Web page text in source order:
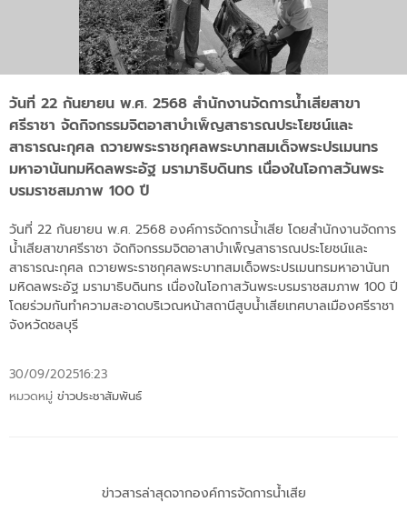
วันที่ 22 กันยายน พ.ศ. 2568 สำนักงานจัดการน้ำเสียสาขา
ศรีราชา จัดกิจกรรมจิตอาสาบำเพ็ญสาธารณประโยชน์และ
สาธารณะกุศล ถวายพระราชกุศลพระบาทสมเด็จพระปรเมนทร
มหาอานันทมหิดลพระอัฐ มรามาธิบดินทร เนื่องในโอกาสวันพระ
บรมราชสมภาพ 100 ปี
วันที่ 22 กันยายน พ.ศ. 2568 องค์การจัดการน้ำเสีย โดยสำนักงานจัดการ
น้ำเสียสาขาศรีราชา จัดกิจกรรมจิตอาสาบำเพ็ญสาธารณประโยชน์และ
สาธารณะกุศล ถวายพระราชกุศลพระบาทสมเด็จพระปรเมนทรมหาอานันท
มหิดลพระอัฐ มรามาธิบดินทร เนื่องในโอกาสวันพระบรมราชสมภาพ 100 ปี
โดยร่วมกันทำความสะอาดบริเวณหน้าสถานีสูบน้ำเสียเทศบาลเมืองศรีราชา
จังหวัดชลบุรี
30/09/202516:23
หมวดหมู่ ข่าวประชาสัมพันธ์
ข่าวสารล่าสุดจากองค์การจัดการน้ำเสีย